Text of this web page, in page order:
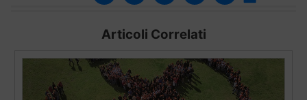
Articoli Correlati